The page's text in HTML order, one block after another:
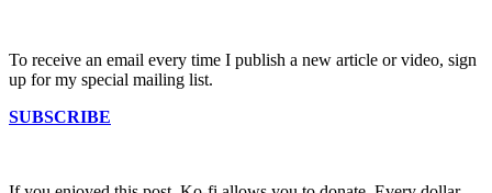
To receive an email every time I publish a new article or video, sign
up for my special mailing list.
SUBSCRIBE